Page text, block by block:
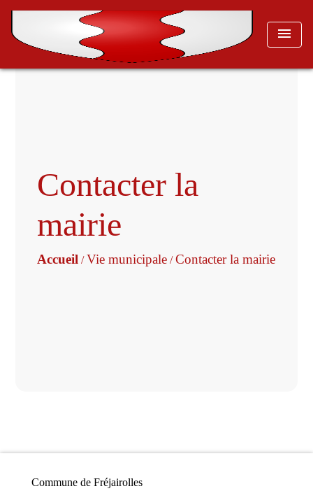
menu
Contacter la
mairie
Accueil / Vie municipale /Contacter la mairie
Commune de Fréjairolles